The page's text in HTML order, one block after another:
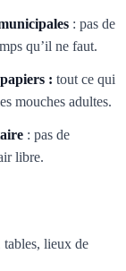
: pas de
qu’il ne faut.
: tout ce qui
mouches adultes.
: pas de
libre.
tables, lieux de